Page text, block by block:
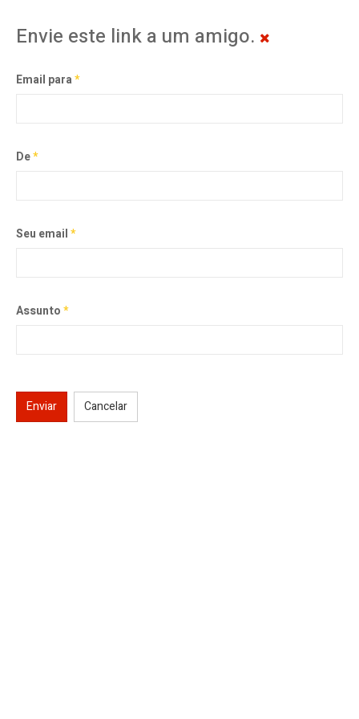
Envie este link a um amigo.
Email para*
De*
Seu email*
Assunto*
Enviar Cancelar